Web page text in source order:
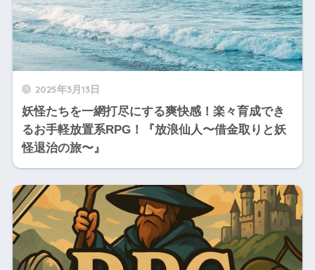
2025年3月13日
妖怪たちを一網打尽にする爽快感！楽々育成でき
るお手軽放置系RPG！『放浪仙人〜借金取りと妖
怪退治の旅〜』